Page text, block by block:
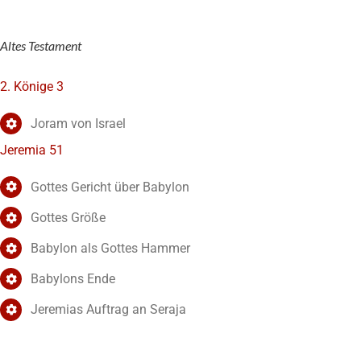
Altes Testament
2. Könige 3
Joram von Israel
Jeremia 51
Gottes Gericht über Babylon
Gottes Größe
Babylon als Gottes Hammer
Babylons Ende
Jeremias Auftrag an Seraja